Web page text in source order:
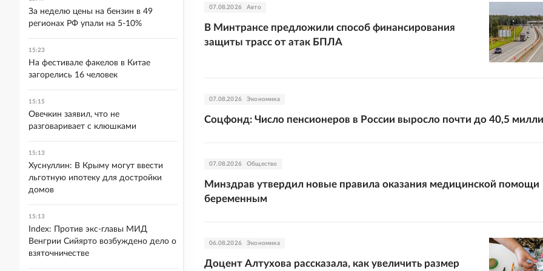
07.08.2026 Авто
В Минтрансе предложили способ финансирования
защиты трасс от атак БПЛА
07.08.2026 Экономика
Соцфонд: Число пенсионеров в России выросло почти до 40,5
07.08.2026 Общество
Минздрав утвердил новые правила оказания медицинской помощи
беременным
06.08.2026 Экономика
Доцент Алтухова рассказала, как увеличить размер
За неделю цены на бензин в 49
регионах РФ упали на 5-10%
15:23
На фестивале факелов в Китае
загорелись 16 человек
15:15
Овечкин заявил, что не
разговаривает с клюшками
15:13
Хуснуллин: В Крыму могут ввести
льготную ипотеку для достройки
домов
15:13
Index: Против экс-главы МИД
Венгрии Сийярто возбуждено дело о
взяточничестве